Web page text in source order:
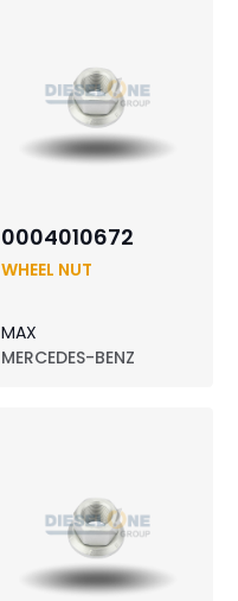
0004010672
WHEEL NUT
MAX
MERCEDES-BENZ